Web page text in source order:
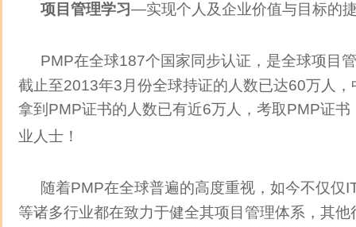
项目管理学习—实现个人及企业价值与目标的
PMP在全球187个国家同步认证，是全球项目
截止至2013年3月份全球持证的人数已达60万人
拿到PMP证书的人数已有近6万人，考取PMP证
业人士！
随着PMP在全球普遍的高度重视，如今不仅仅
等诸多行业都在致力于健全其项目管理体系，其